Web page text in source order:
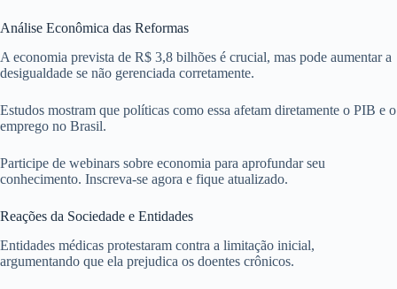
Análise Econômica das Reformas
A economia prevista de R$ 3,8 bilhões é crucial, mas pode aumentar a
desigualdade se não gerenciada corretamente.
Estudos mostram que políticas como essa afetam diretamente o PIB e o
emprego no Brasil.
Participe de webinars sobre economia para aprofundar seu
conhecimento. Inscreva-se agora e fique atualizado.
Reações da Sociedade e Entidades
Entidades médicas protestaram contra a limitação inicial,
argumentando que ela prejudica os doentes crônicos.